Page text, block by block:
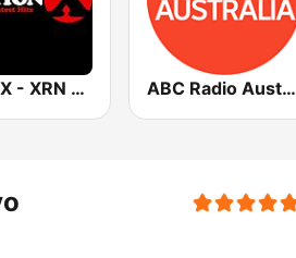
Station X - XRN Australia ABC Radio Australia Multi-language